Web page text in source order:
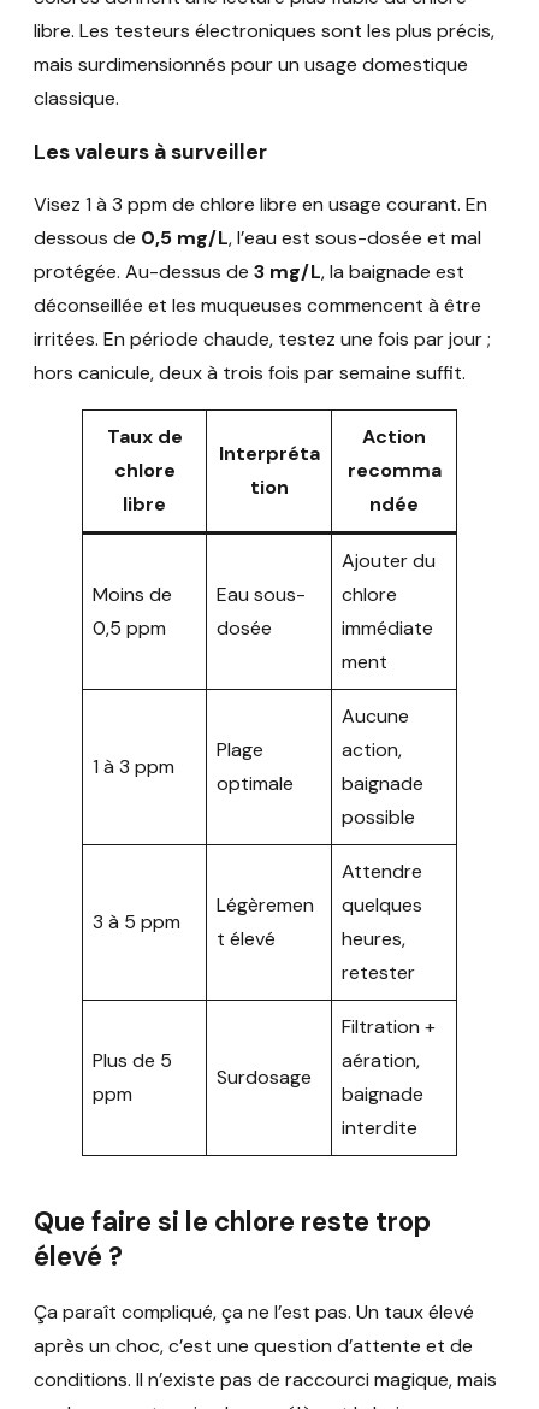
libre. Les testeurs électroniques sont les plus précis,
mais surdimensionnés pour un usage domestique
classique.
Les valeurs à surveiller
Visez 1 à 3 ppm de chlore libre en usage courant. En
dessous de 0,5 mg/L, l’eau est sous-dosée et mal
protégée. Au-dessus de 3 mg/L, la baignade est
déconseillée et les muqueuses commencent à être
irritées. En période chaude, testez une fois par jour ;
hors canicule, deux à trois fois par semaine suffit.
Taux de
chlore
libre
Interpréta
tion
Action
recomma
ndée
Moins de
0,5 ppm
Eau sous-
dosée
Ajouter du
chlore
immédiate
ment
1 à 3 ppm
Plage
optimale
Aucune
action,
baignade
possible
3 à 5 ppm
Légèremen
t élevé
Attendre
quelques
heures,
retester
Plus de 5
ppm
Surdosage
Filtration +
aération,
baignade
interdite
Que faire si le chlore reste trop
élevé ?
Ça paraît compliqué, ça ne l’est pas. Un taux élevé
après un choc, c’est une question d’attente et de
conditions. Il n’existe pas de raccourci magique, mais